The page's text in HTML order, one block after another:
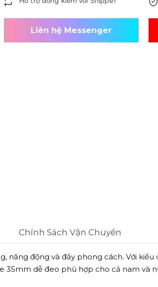
Liên hệ Messenger
Chính Sách Vận Chuyển
động và đầy phong cách. Với
dễ đeo phù hợp cho cả nam và